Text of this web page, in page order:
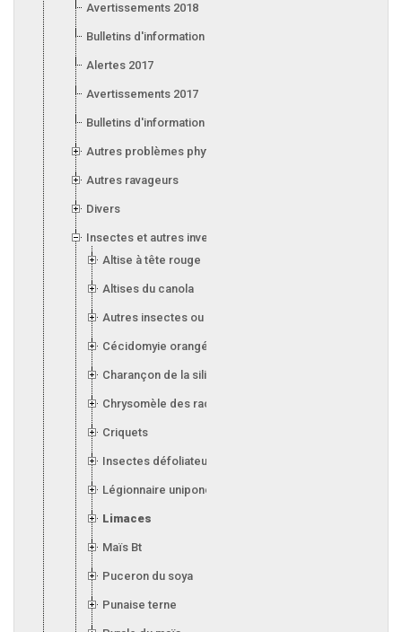
Avertissements 2018
Bulletins d'information 2018
Alertes 2017
Avertissements 2017
Bulletins d'information 2017
Autres problèmes phytosanitaires
Autres ravageurs
Divers
Insectes et autres invertébrés
Altise à tête rouge
Altises du canola
Autres insectes ou invertébrés
Cécidomyie orangée du blé
Charançon de la silique (canola)
Chrysomèle des racines du maïs
Criquets
Insectes défoliateurs (soya)
Légionnaire uniponctuée
Limaces
Maïs Bt
Puceron du soya
Punaise terne